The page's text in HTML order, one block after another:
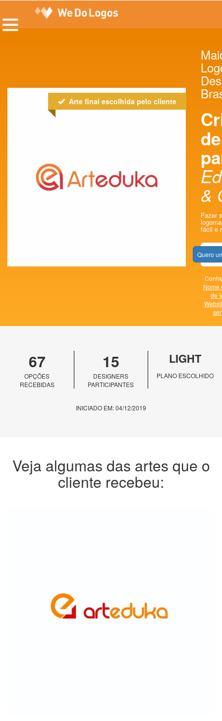
Arte final escolhida pelo cliente
de
&
Fazer
fácil e
Quero
Nome
de
67
OPÇÕES
RECEBIDAS
15
DESIGNERS
PARTICIPANTES
LIGHT
PLANO ESCOLHIDO
INICIADO EM: 04/12/2019
Veja algumas das artes que o
cliente recebeu: